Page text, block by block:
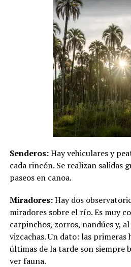
Senderos:Hay vehiculares y
cada rincón. Se realizan salidas
paseos en canoa.
Miradores:Hay dos
miradores sobre el río. Es muy
carpinchos, zorros, ñandúes y,
vizcachas. Un dato: las primeras
últimas de la tarde son siempre
ver fauna.